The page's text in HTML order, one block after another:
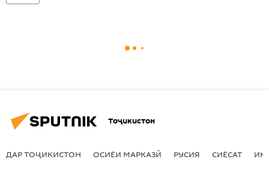
Тоҷикистон
ДАР ТОҶИКИСТОН ОСИЁИ МАРКАЗӢ РУСИЯ СИЁСАТ